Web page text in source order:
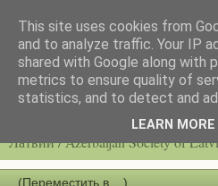
Latvijas azerbaidžāņu biedrību /
Латвии / Azerbaijan Society of
This site uses cookies from
and to analyze traffic. Your IP
shared with Google along with
metrics to ensure quality of
statistics, and to detect and
LEARN MORE